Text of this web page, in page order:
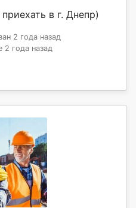
в г. Днепр)
2 года назад
2 года назад